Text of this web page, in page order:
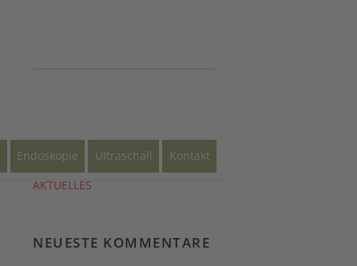
Endoskopie Ultraschall Kontakt
NEUESTE BEITRÄGE
AKTUELLES
NEUESTE KOMMENTARE